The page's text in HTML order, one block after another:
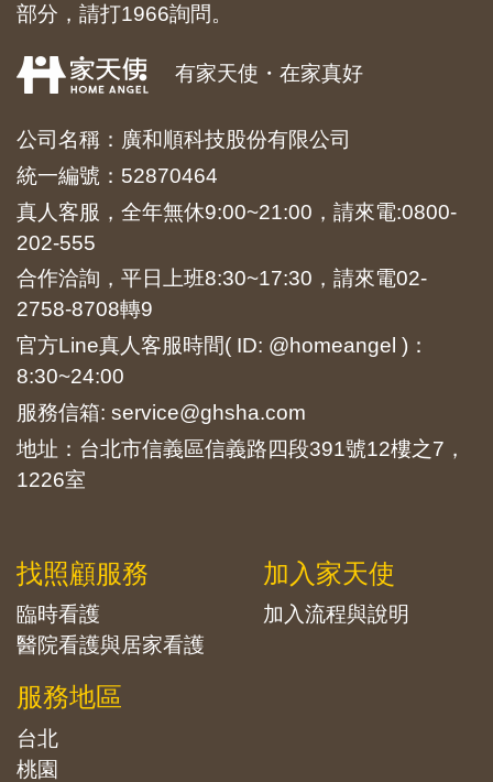
部分，請打1966詢問。
有家天使・在家真好
公司名稱：廣和順科技股份有限公司
統一編號：52870464
真人客服，全年無休9:00~21:00，請來電:0800-
202-555
合作洽詢，平日上班8:30~17:30，請來電02-
2758-8708轉9
官方Line真人客服時間( ID: @homeangel )：
8:30~24:00
服務信箱: service@ghsha.com
地址：台北市信義區信義路四段391號12樓之7，
1226室
找照顧服務
臨時看護
醫院看護與居家看護
服務地區
台北
桃園
加入家天使
加入流程與說明